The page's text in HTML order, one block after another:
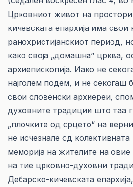
Црковниот живот на
кичевската епархија има
ранохристијанскиот период,
како своја „домашна“ црква,
архиепископија. Иако не
најголем подем, и не секогаш
свои словенски архиереи,
духовните традиции што таа
„плочките од срцето“ на
не исчезнале од
меморија на жителите на
на тие црковно-духовни
Дебарско-кичевската